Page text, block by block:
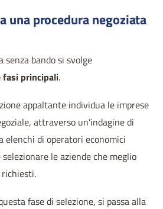
una procedura negoziata
senza bando si svolge
fasi principali.
appaltante individua le imprese
attraverso un’indagine di
elenchi di operatori economici
le aziende che meglio
fase di selezione, si passa alla